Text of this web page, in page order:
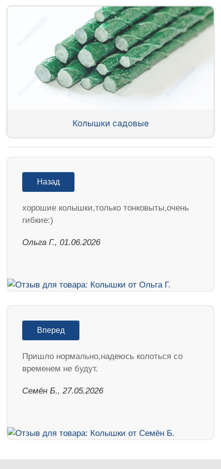
Колышки садовые
Назад
хорошие колышки,только тонковыты,очень
гибкие:)
Ольга Г., 01.06.2026
Вперед
Пришло нормально,надеюсь колоться со
временем не будут.
Семён Б., 27.05.2026